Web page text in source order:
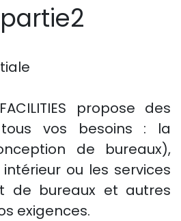
propose des
vos besoins : la
de bureaux),
ou les services
de bureaux et autres
exigences.